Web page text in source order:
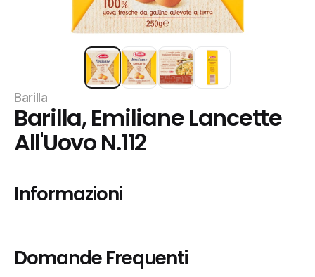
Barilla
Barilla, Emiliane Lancette
All'Uovo N.112
Informazioni
Domande Frequenti